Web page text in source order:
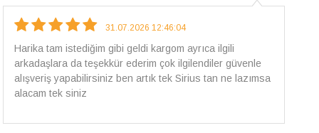
18.07.2026 12:38:01
Pirlantami teslim alana kadar tüm surecte bilgilendirildim,
güvenli bir alisveris oldu benim icin ve paketleme özenle
yapilmisti sorunsuz bir sekilde pirlantami takiyorum. Yeni
alisveris adresim artik belli.🤩 Tesekkurler Sirius